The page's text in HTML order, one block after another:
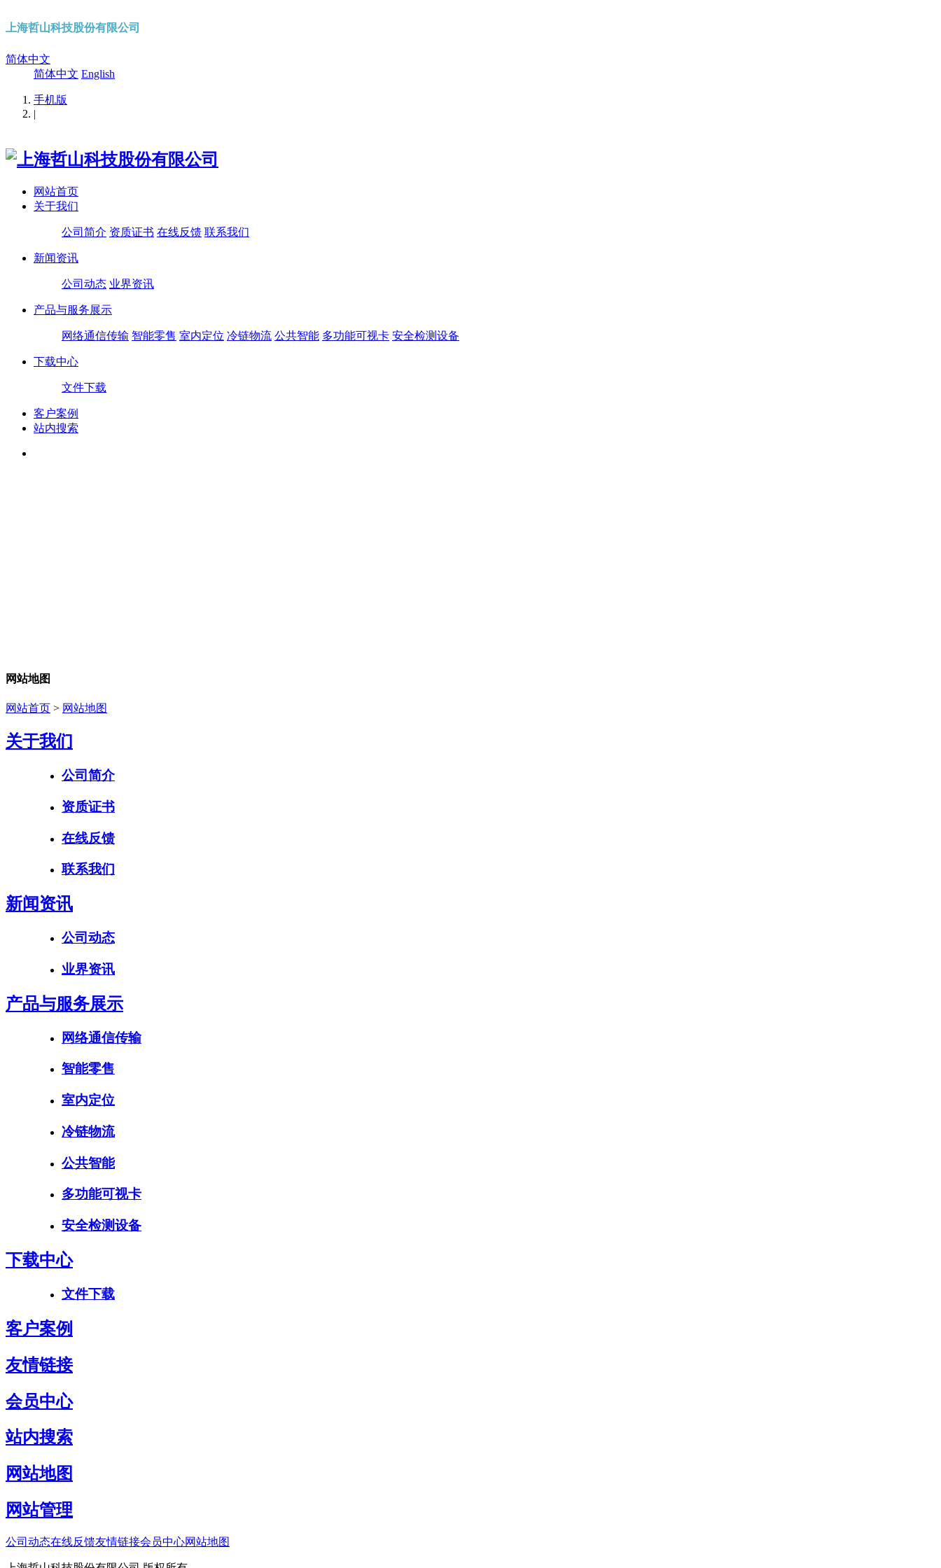
上海哲山科技股份有限公司
简体中文
简体中文 English
手机版
|
网站首页
关于我们
公司简介 资质证书 在线反馈 联系我们
新闻资讯
公司动态 业界资讯
产品与服务展示
网络通信传输 智能零售 室内定位 冷链物流 公共智能 多功能可视卡 安全检测设备
下载中心
文件下载
客户案例
站内搜索
网站地图
网站首页 > 网站地图
关于我们
公司简介
资质证书
在线反馈
联系我们
新闻资讯
公司动态
业界资讯
产品与服务展示
网络通信传输
智能零售
室内定位
冷链物流
公共智能
多功能可视卡
安全检测设备
下载中心
文件下载
客户案例
友情链接
会员中心
站内搜索
网站地图
网站管理
公司动态在线反馈友情链接会员中心网站地图